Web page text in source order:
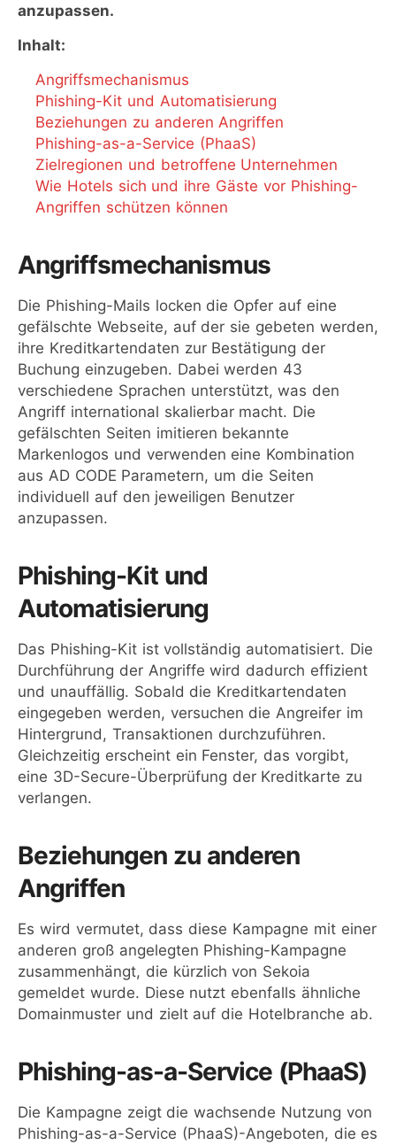
anzupassen.
Inhalt:
Angriffsmechanismus
Phishing-Kit und Automatisierung
Beziehungen zu anderen Angriffen
Phishing-as-a-Service (PhaaS)
Zielregionen und betroffene Unternehmen
Wie Hotels sich und ihre Gäste vor Phishing-
Angriffen schützen können
Angriffsmechanismus
Die Phishing-Mails locken die Opfer auf eine
gefälschte Webseite, auf der sie gebeten werden,
ihre Kreditkartendaten zur Bestätigung der
Buchung einzugeben. Dabei werden 43
verschiedene Sprachen unterstützt, was den
Angriff international skalierbar macht. Die
gefälschten Seiten imitieren bekannte
Markenlogos und verwenden eine Kombination
aus AD CODE Parametern, um die Seiten
individuell auf den jeweiligen Benutzer
anzupassen.
Phishing-Kit und
Automatisierung
Das Phishing-Kit ist vollständig automatisiert. Die
Durchführung der Angriffe wird dadurch effizient
und unauffällig. Sobald die Kreditkartendaten
eingegeben werden, versuchen die Angreifer im
Hintergrund, Transaktionen durchzuführen.
Gleichzeitig erscheint ein Fenster, das vorgibt,
eine 3D-Secure-Überprüfung der Kreditkarte zu
verlangen.
Beziehungen zu anderen
Angriffen
Es wird vermutet, dass diese Kampagne mit einer
anderen groß angelegten Phishing-Kampagne
zusammenhängt, die kürzlich von Sekoia
gemeldet wurde. Diese nutzt ebenfalls ähnliche
Domainmuster und zielt auf die Hotelbranche ab.
Phishing-as-a-Service (PhaaS)
Die Kampagne zeigt die wachsende Nutzung von
Phishing-as-a-Service (PhaaS)-Angeboten, die es